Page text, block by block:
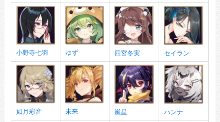
小野寺七羽 ゆず 四宮冬実 セイラン
如月彩音 未来 嵐星 ハンナ